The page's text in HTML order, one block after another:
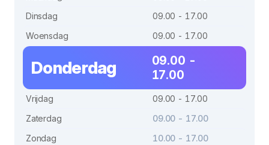
Dinsdag
09.00 - 17.00
Woensdag
09.00 - 17.00
Donderdag
09.00 -
17.00
Vrijdag
09.00 - 17.00
Zaterdag
09.00 - 17.00
Zondag
10.00 - 17.00